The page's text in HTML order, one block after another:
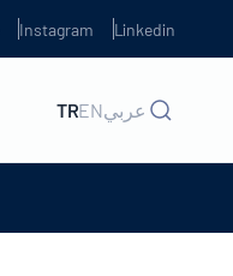
Instagram Linkedin
TRENعربي